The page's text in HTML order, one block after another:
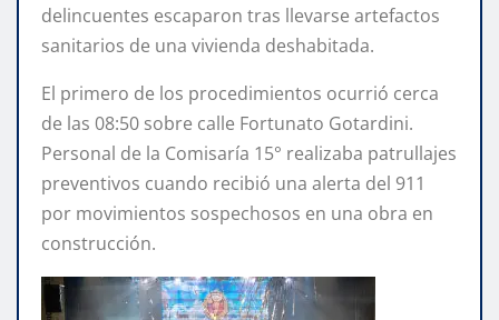
delincuentes escaparon tras llevarse artefactos
sanitarios de una vivienda deshabitada.
El primero de los procedimientos ocurrió cerca
de las 08:50 sobre calle Fortunato Gotardini.
Personal de la Comisaría 15° realizaba patrullajes
preventivos cuando recibió una alerta del 911
por movimientos sospechosos en una obra en
construcción.